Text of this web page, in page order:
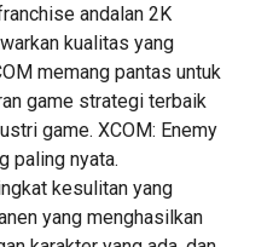
andalan 2K
kualitas yang
memang pantas untuk
game strategi terbaik
game. XCOM: Enemy
paling nyata.
kesulitan yang
yang menghasilkan